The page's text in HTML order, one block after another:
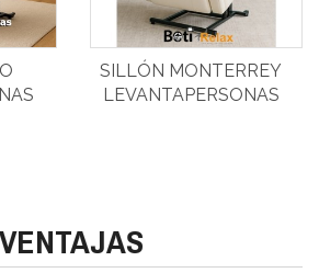
SILLÓN MONTERREY
LEVANTAPERSONAS
VENTAJAS